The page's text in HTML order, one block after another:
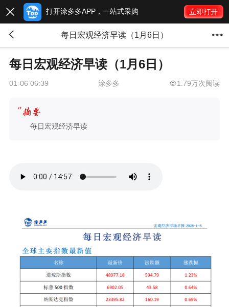
 打开涂多多APP，一站式采购 立即打开
 每日宏观经济早读（1月6日） 
每日宏观经济早读（1月6日）
01-06 06:39 涂多多 1.79万次阅读
每日宏观经济早读